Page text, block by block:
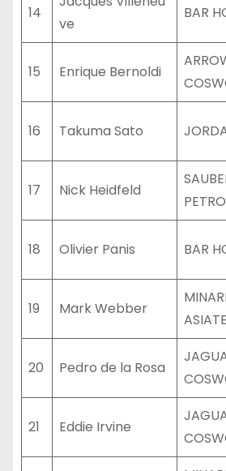
14
ve
BAR
15 Enrique Bernoldi
16 Takuma Sato
17 Nick Heidfeld
18 Olivier Panis BAR
19 Mark Webber
20 Pedro de la Rosa
21 Eddie Irvine